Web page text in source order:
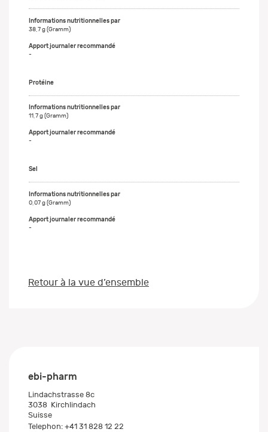
38,7 g (Gramm)
-
Protéine
11,7 g (Gramm)
-
Sel
0,07 g (Gramm)
-
Retour à la vue d’ensemble
ebi-pharm
Lindachstrasse 8c
3038 Kirchlindach
Suisse
Telephon: +41 31 828 12 22